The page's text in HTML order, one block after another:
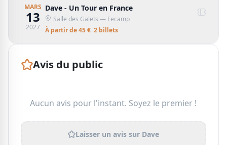
MARS
13
2027
Dave - Un Tour en France
Salle des Galets — Fecamp
À partir de45€ 2 billets
Avis du public
Aucun avis pour l'instant. Soyez le premier !
Laisser un avis sur Dave